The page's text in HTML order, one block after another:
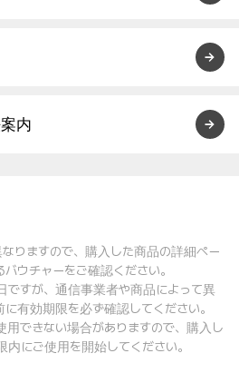
内
りますので、購入した商品の詳細ペー
ウチャーをご確認ください。
ですが、通信事業者や商品によって異
有効期限を必ず確認してください。
用できない場合がありますので、購入し
にご使用を開始してください。